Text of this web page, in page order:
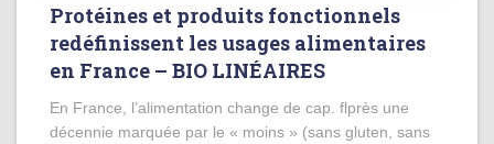
Protéines et produits fonctionnels
redéfinissent les usages alimentaires
en France – BIO LINÉAIRES
En France, l’alimentation change de cap. flprès une
décennie marquée par le « moins » (sans gluten, sans